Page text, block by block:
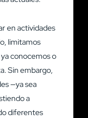
en actividades
limitamos
conocemos o
Sin embargo,
—ya sea
a
diferentes